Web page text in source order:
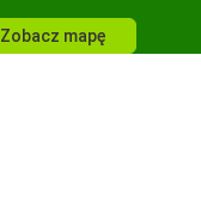
Zobacz mapę